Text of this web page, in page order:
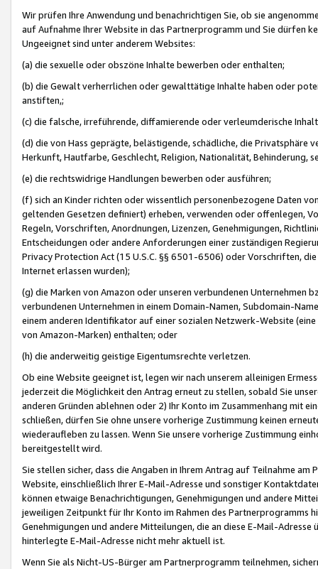
Wir prüfen Ihre Anwendung und benachrichtigen Sie, ob sie
auf Aufnahme Ihrer Website in das Partnerprogramm und Sie dürfen
Ungeeignet sind unter anderem Websites:
(a) die sexuelle oder obszöne Inhalte bewerben oder enthalten;
(b) die Gewalt verherrlichen oder gewalttätige Inhalte haben oder
anstiften,;
(c) die falsche, irreführende, diffamierende oder verleumderische
(d) die von Hass geprägte, belästigende, schädliche, die Privatsphäre
Herkunft, Hautfarbe, Geschlecht, Religion, Nationalität, Behinderung,
(e) die rechtswidrige Handlungen bewerben oder ausführen;
(f) sich an Kinder richten oder wissentlich personenbezogene Daten
geltenden Gesetzen definiert) erheben, verwenden oder offenlegen,
Regeln, Vorschriften, Anordnungen, Lizenzen, Genehmigungen,
Entscheidungen oder andere Anforderungen einer zuständigen
Privacy Protection Act (15 U.S.C. §§ 6501-6506) oder Vorschriften,
Internet erlassen wurden);
(g) die Marken von Amazon oder unseren verbundenen Unternehmen
verbundenen Unternehmen in einem Domain-Namen, Subdomain-
einem anderen Identifikator auf einer sozialen Netzwerk-Website
von Amazon-Marken) enthalten; oder
(h) die anderweitig geistige Eigentumsrechte verletzen.
Ob eine Website geeignet ist, legen wir nach unserem alleinigen
jederzeit die Möglichkeit den Antrag erneut zu stellen, sobald Sie
anderen Gründen ablehnen oder 2) Ihr Konto im Zusammenhang mit
schließen, dürfen Sie ohne unsere vorherige Zustimmung keinen
wiederaufleben zu lassen. Wenn Sie unsere vorherige Zustimmung
bereitgestellt wird.
Sie stellen sicher, dass die Angaben in Ihrem Antrag auf Teilnahme
Website, einschließlich Ihrer E-Mail-Adresse und sonstiger
können etwaige Benachrichtigungen, Genehmigungen und andere
jeweiligen Zeitpunkt für Ihr Konto im Rahmen des Partnerprogramms
Genehmigungen und andere Mitteilungen, die an diese E-Mail-
hinterlegte E-Mail-Adresse nicht mehr aktuell ist.
Wenn Sie als Nicht-US-Bürger am Partnerprogramm teilnehmen,